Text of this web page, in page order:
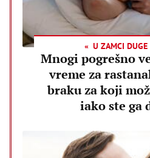
U ZAMCI DUGE
Mnogi pogrešno
vreme za
braku za koji
iako ste ga